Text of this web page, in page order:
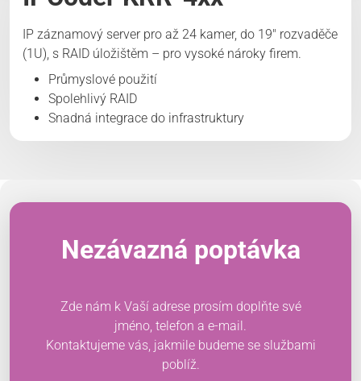
IP záznamový server pro až 24 kamer, do 19″ rozvaděče
(1U), s RAID úložištěm – pro vysoké nároky firem.
Průmyslové použití
Spolehlivý RAID
Snadná integrace do infrastruktury
Nezávazná poptávka
Zde nám k Vaší adrese prosím doplňte své
jméno, telefon a e-mail.
Kontaktujeme vás, jakmile budeme se službami
poblíž.